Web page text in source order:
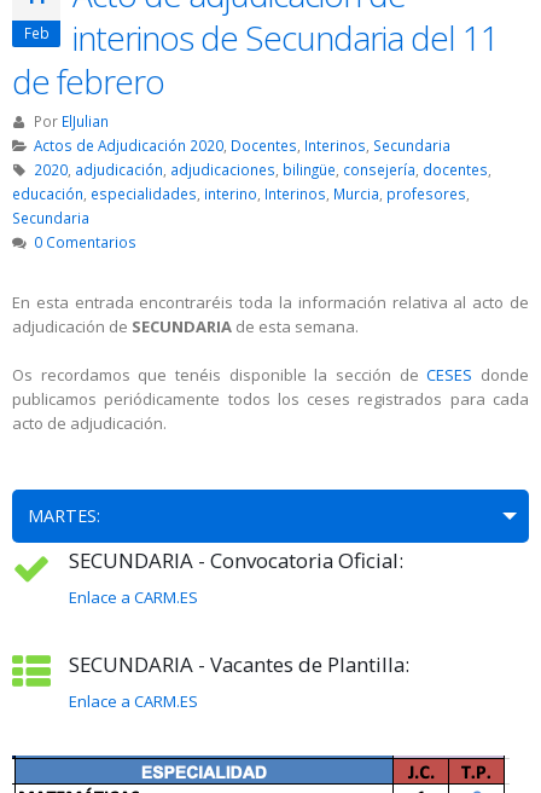
Feb
interinos de Secundaria del 11
de febrero
Por ElJulian
Actos de Adjudicación 2020, Docentes Interinos Secundaria
2020, adjudicación, adjudicaciones, bilingüe, consejería, docentes,
educación, especialidades, interino, Interinos, Murcia, profesores,
Secundaria
0 Comentarios
En esta entrada encontraréis toda la información relativa al acto de
adjudicación de SECUNDARIA de esta semana.
Os recordamos que tenéis disponible la sección deCESES donde
publicamos periódicamente todos los ceses registrados para cada
acto de adjudicación.
MARTES:
SECUNDARIA - Convocatoria Oficial:
Enlace a CARM.ES
SECUNDARIA - Vacantes de Plantilla:
Enlace a CARM.ES